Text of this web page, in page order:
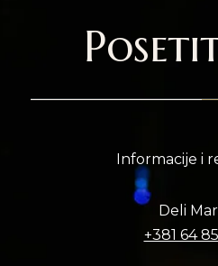
Informacije i
Deli
+381 64